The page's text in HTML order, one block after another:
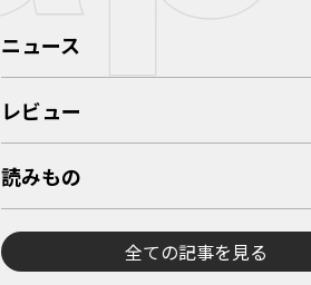
ニュース
レビュー
読みもの
全ての記事を見る